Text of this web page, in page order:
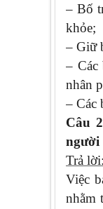
– Bố
khỏe;
– Giữ
– Các
nhân
– Các
Câu
người
Trả lời:
Việc
nhằm